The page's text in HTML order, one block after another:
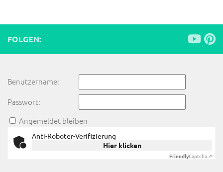
FOLGEN:
Benutzername:
Passwort:
Angemeldet bleiben
Anti-Roboter-Verifizierung
Hier klicken
FriendlyCaptcha ⇗